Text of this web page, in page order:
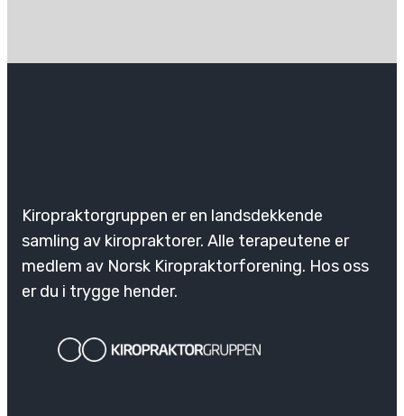
Kiropraktorgruppen er en landsdekkende
samling av kiropraktorer. Alle terapeutene er
medlem av Norsk Kiropraktorforening. Hos oss
er du i trygge hender.